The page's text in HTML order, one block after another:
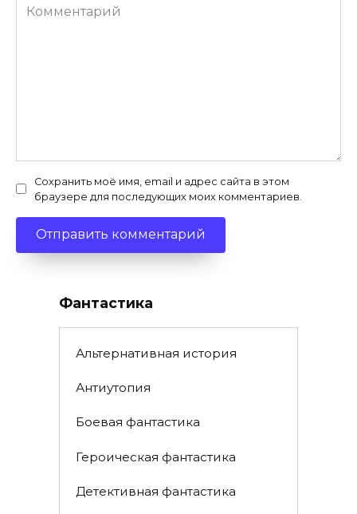
Комментарий
Сохранить моё имя, email и адрес сайта в этом
браузере для последующих моих комментариев.
Фантастика
Альтернативная история
Антиутопия
Боевая фантастика
Героическая фантастика
Детективная фантастика